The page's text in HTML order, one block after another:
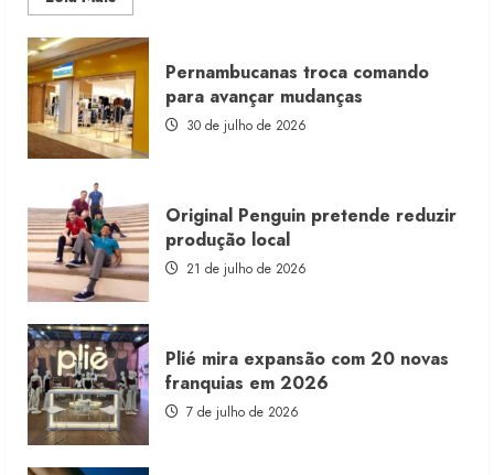
more
Morena
Rosa
lança
franquia
com
estoque
consignado
Pernambucanas troca comando
para avançar mudanças
30 de julho de 2026
Original Penguin pretende reduzir
produção local
21 de julho de 2026
Plié mira expansão com 20 novas
franquias em 2026
7 de julho de 2026